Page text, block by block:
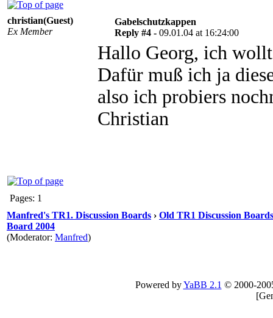
christian(Guest)
Ex Member
Gabelschutzkappen
Reply #4 - 09.01.04 at 16:24:00
Hallo Georg, ich
Dafür muß ich ja
also ich probiers
Christian
Pages: 1
Manfred's TR1. Discussion Boards › Old TR1 Discussion
Board 2004
(Moderator: Manfred)
Powered byYaBB 2.1 © 2000-
[